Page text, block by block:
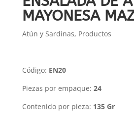
MAYONESA
Atún y Sardinas, Productos
Código: EN20
Piezas por empaque: 24
Contenido por pieza: 135 Gr